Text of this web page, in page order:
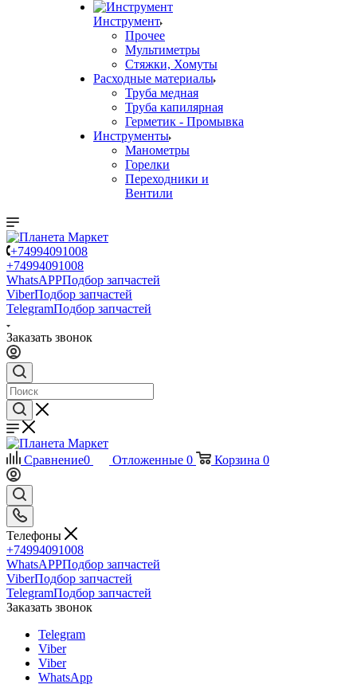
Инструмент
Прочее
Мультиметры
Стяжки, Хомуты
Расходные материалы
Труба медная
Труба капилярная
Герметик - Промывка
Инструменты
Манометры
Горелки
Переходники и
Вентили
+74994091008
+74994091008
WhatsAPPПодбор запчастей
ViberПодбор запчастей
TelegramПодбор запчастей
Заказать звонок
Сравнение0 Отложенные 0 Корзина 0
Телефоны
+74994091008
WhatsAPPПодбор запчастей
ViberПодбор запчастей
TelegramПодбор запчастей
Заказать звонок
Telegram
Viber
Viber
WhatsApp